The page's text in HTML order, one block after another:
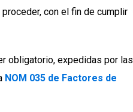
con el fin de cumplir
obligatorio, expedidas por las
NOM 035 de Factores de